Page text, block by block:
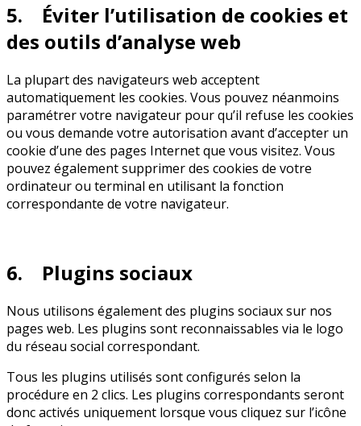
5. Éviter l’utilisation de cookies et
des outils d’analyse web
La plupart des navigateurs web acceptent
automatiquement les cookies. Vous pouvez néanmoins
paramétrer votre navigateur pour qu’il refuse les cookies
ou vous demande votre autorisation avant d’accepter un
cookie d’une des pages Internet que vous visitez. Vous
pouvez également supprimer des cookies de votre
ordinateur ou terminal en utilisant la fonction
correspondante de votre navigateur.
6. Plugins sociaux
Nous utilisons également des plugins sociaux sur nos
pages web. Les plugins sont reconnaissables via le logo
du réseau social correspondant.
Tous les plugins utilisés sont configurés selon la
procédure en 2 clics. Les plugins correspondants seront
donc activés uniquement lorsque vous cliquez sur l’icône